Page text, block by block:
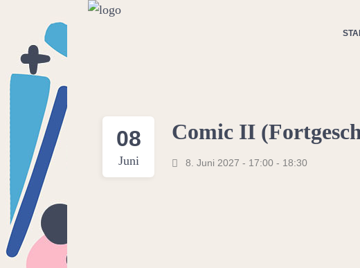
08
Juni
Comic II
8. Juni 2027 - 17:00 - 18:30